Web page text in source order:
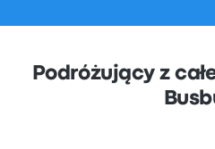
Podróżujący z